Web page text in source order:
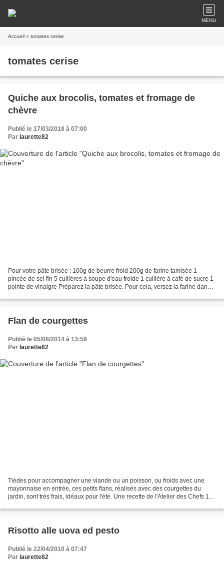
MENU
Accueil » tomates cerise
tomates cerise
Quiche aux brocolis, tomates et fromage de
chèvre
Publié le 17/03/2018 à 07:00
Par laurette82
Pour votre pâte brisée : 100g de beurre froid 200g de farine tamisée 1
pincée de sel fin 5 cuillères à soupe d'eau froide 1 cuillère à café de sucre 1
pointe de vinaigre Préparez la pâte brisée. Pour cela, versez la farine dans
Flan de courgettes
Publié le 05/08/2014 à 13:59
Par laurette82
Tièdes pour accompagner une viande ou un poisson, ou froids avec une
mayonnaise en entrée, ces petits flans, réalisés avec des courgettes du
jardin, sont très frais, idéaux pour l'été. Une recette de l'Atelier des Chefs 1
Risotto alle uova ed pesto
Publié le 22/04/2010 à 07:47
Par laurette82